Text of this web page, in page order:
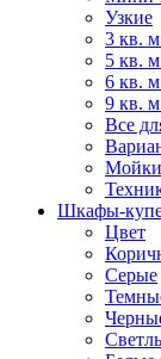
Узкие
3 кв.
5 кв.
6 кв.
9 кв.
Все
Мойки
Шкафы-
Цвет
Серые